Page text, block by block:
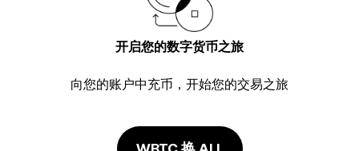
开启您的数字货币之旅
向您的账户中充币，开始您的交易之旅